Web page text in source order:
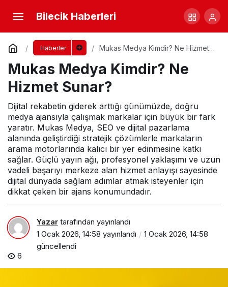
Bilecik Haberleri
Haberler
Mukas Medya Kimdir? Ne Hizmet
Mukas Medya Kimdir? Ne
Hizmet Sunar?
Dijital rekabetin giderek arttığı günümüzde, doğru
medya ajansıyla çalışmak markalar için büyük bir fark
yaratır. Mukas Medya, SEO ve dijital pazarlama
alanında geliştirdiği stratejik çözümlerle markaların
arama motorlarında kalıcı bir yer edinmesine katkı
sağlar. Güçlü yayın ağı, profesyonel yaklaşımı ve uzun
vadeli başarıyı merkeze alan hizmet anlayışı sayesinde
dijital dünyada sağlam adımlar atmak isteyenler için
dikkat çeken bir ajans konumundadır.
Yazar tarafından yayınlandı
1 Ocak 2026, 14:58 yayınlandı
1 Ocak 2026, 14:58
güncellendi
6
Mukas Medya Kimdir? Ne Hizmet Sunar?
Yorum Yap